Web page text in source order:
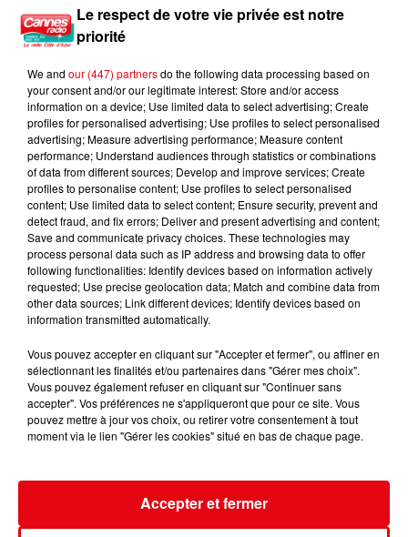
Nice : Éric Ciotti saisit la justice après une chanson polémique
Nice : un salon de coiffure fermé après un contrôle
Le respect de votre vie privée est notre
priorité
We and our (447) partnersdo the following data processing based on
your consent and/or our legitimate interest: Store and/or access
information on a device; Use limited data to select advertising; Create
profiles for personalised advertising; Use profiles to select personalised
advertising; Measure advertising performance; Measure content
performance; Understand audiences through statistics or combinations
of data from different sources; Develop and improve services; Create
profiles to personalise content; Use profiles to select personalised
content; Use limited data to select content; Ensure security, prevent and
detect fraud, and fix errors; Deliver and present advertising and content;
Save and communicate privacy choices. These technologies may
process personal data such as IP address and browsing data to offer
following functionalities: Identify devices based on information actively
requested; Use precise geolocation data; Match and combine data from
other data sources; Link different devices; Identify devices based on
information transmitted automatically.
Vous pouvez accepter en cliquant sur "Accepter et fermer", ou affiner en
sélectionnant les finalités et/ou partenaires dans "Gérer mes choix".
Vous pouvez également refuser en cliquant sur "Continuer sans
accepter". Vos préférences ne s'appliqueront que pour ce site. Vous
pouvez mettre à jour vos choix, ou retirer votre consentement à tout
moment via le lien "Gérer les cookies" situé en bas de chaque page.
Accepter et fermer